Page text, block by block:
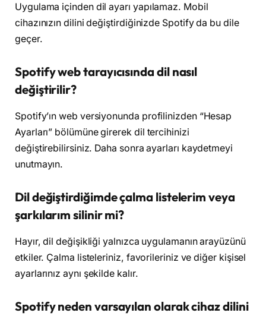
Uygulama içinden dil ayarı yapılamaz. Mobil
cihazınızın dilini değiştirdiğinizde Spotify da bu dile
geçer.
Spotify web tarayıcısında dil nasıl
değiştirilir?
Spotify’ın web versiyonunda profilinizden “Hesap
Ayarları” bölümüne girerek dil tercihinizi
değiştirebilirsiniz. Daha sonra ayarları kaydetmeyi
unutmayın.
Dil değiştirdiğimde çalma listelerim veya
şarkılarım silinir mi?
Hayır, dil değişikliği yalnızca uygulamanın arayüzünü
etkiler. Çalma listeleriniz, favorileriniz ve diğer kişisel
ayarlarınız aynı şekilde kalır.
Spotify neden varsayılan olarak cihaz dilini